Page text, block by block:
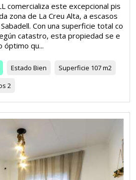
comercializa este excepcional pis
zona de La Creu Alta, a escasos
Con una superficie total co
catastro, esta propiedad se e
óptimo qu...
Estado Bien Superficie 107 m2
2